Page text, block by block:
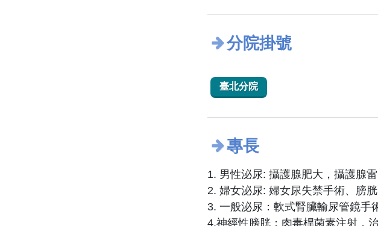
分院掛號
臺北分院
專長
1. 男性泌尿: 攝護腺肥大，攝護腺雷
2. 婦女泌尿: 婦女尿失禁手術、膀
3. 一般泌尿：軟式腎臟輸尿管鏡手
4.神經性膀胱：肉毒桿菌素注射，